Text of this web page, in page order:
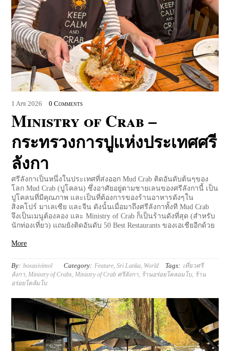
1 Apr 2026 0 Comments
Ministry of Crab –
กระทรวงการปูแห่งประเทศศรี
ลังกา
ศรีลังกาเป็นหนึ่งในประเทศที่ส่งออก Mud Crab ติดอันดับต้นๆของ
โลก Mud Crab (ปูโคลน) ซึ่งอาศัยอยู่ตามชายเลนของศรีลังกานี้ เป็น
ปูโคลนที่มีคุณภาพ และเป็นที่ต้องการของร้านอาหารดังๆใน
สิงคโปร์ มาเลเซีย และจีน ดังนั้นเมื่อมาถึงศรีลังกาทั้งที Mud Crab
จึงเป็นเมนูต้องลอง และ Ministry of Crab ก็เป็นร้านดังที่สุด (สำหรับ
นักท่องเที่ยว) แถมยังติดอันดับ 50 Best Restaurants ของเอเชียอีกด้วย
More
By: bosasivimol Category: Feature ,Sri Lanka World Tags: เที่ยวศรี
ลังกา Ministry of Crabs Ministry of Crab ศรีลังกา ร้านอร่อยโคลอมโบ ร้าน
อร่อยโคลัมโบ